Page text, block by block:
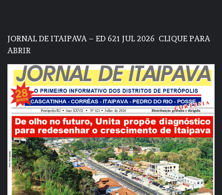
JORNAL DE ITAIPAVA – ED 621 JUL 2026 CLIQUE PARA
ABRIR